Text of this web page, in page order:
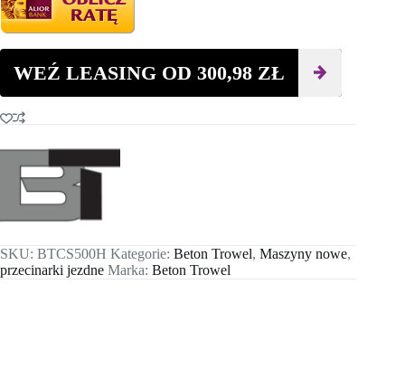
Trowel
BTCS500H
WEŹ LEASING OD 300,98 ZŁ
SKU: BTCS500H Kategorie: Beton Trowel, Maszyny nowe,
przecinarki jezdne Marka: Beton Trowel